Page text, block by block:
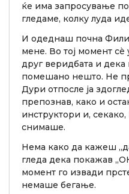
ќе има запросување
гледаме, колку луда
И одеднаш почна
мене. Во тој момент
друг веридбата и
помешано нешто. Не
Дури отпосле ја
препознав, како и
инструктори и,
снимаше.
Нема како да кажеш
гледа дека покажав
момент го извади
немаше бегање.